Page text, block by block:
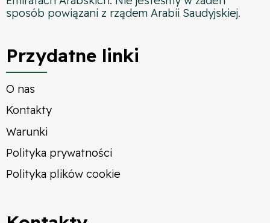
sposób powiązani z rządem Arabii Saudyjskiej.
Przydatne linki
O nas
Kontakty
Warunki
Polityka prywatności
Polityka plików cookie